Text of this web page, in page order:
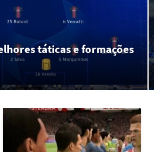
táticas e formações